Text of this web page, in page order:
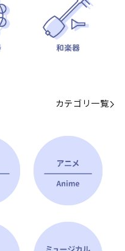
カテゴリ一覧